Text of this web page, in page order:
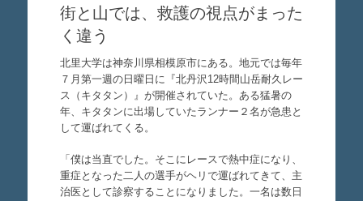
街と山では、救護の視点がまった
く違う
北里大学は神奈川県相模原市にある。地元では毎年
７月第一週の日曜日に『北丹沢12時間山岳耐久レー
ス（キタタン）』が開催されていた。ある猛暑の
年、キタタンに出場していたランナー２名が急患と
して運ばれてくる。
「僕は当直でした。そこにレースで熱中症になり、
重症となった二人の選手がヘリで運ばれてきて、主
治医として診察することになりました。一名は数日